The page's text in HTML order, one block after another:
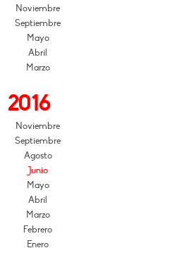
Noviembre
Septiembre
Mayo
Abril
Marzo
2016
Noviembre
Septiembre
Agosto
Junio
Mayo
Abril
Marzo
Febrero
Enero